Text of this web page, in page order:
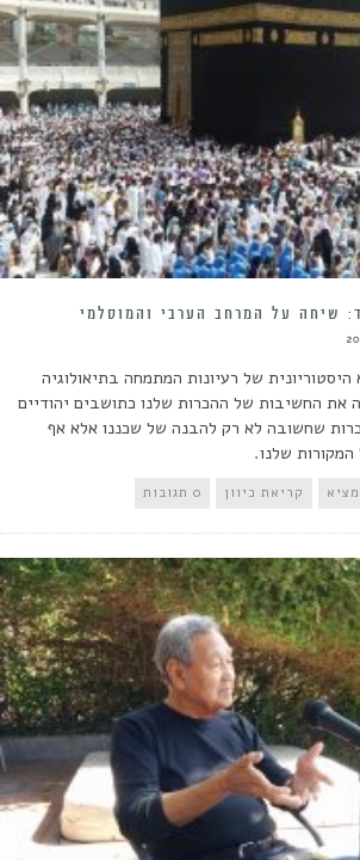
שיחה על המרחב הערבי והמוסלמי
של רעיונות המתמחה בתיאולוגיה
את החשיבות של ההכרות שלנו כתושבים יהודיים
שחשובה לא רק להבנה של שכננו אלא אף
שלנו.
קריאת כיוון 0 תגובות